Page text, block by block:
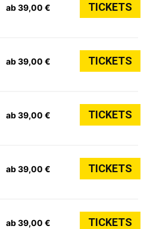
ab 39,00 € TICKETS
ab 39,00 € TICKETS
ab 39,00 € TICKETS
ab 39,00 € TICKETS
ab 39,00 € TICKETS